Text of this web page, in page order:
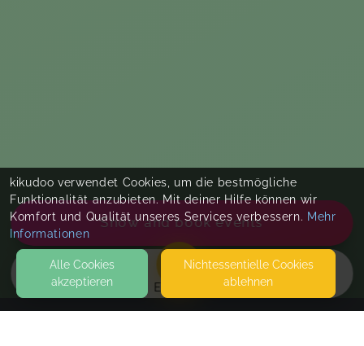
EVENTS
Show and book events
kikudoo verwendet Cookies, um die bestmögliche
Funktionalität anzubieten. Mit deiner Hilfe können wir
Komfort und Qualität unseres Services verbessern. Mehr
Informationen
Alle Cookies
akzeptieren
Nicht­essentielle Cookies
ablehnen